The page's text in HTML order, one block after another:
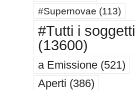
#Supernovae (113)
#Tutti i soggetti
(13600)
a Emissione(521)
Aperti (386)